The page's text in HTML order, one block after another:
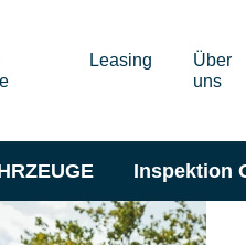
Leasing
Über
uns
Inspektion